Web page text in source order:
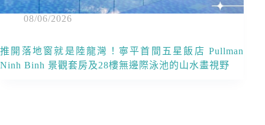
08/06/2026
推開落地窗就是陸龍灣！寧平首間五星飯店 Pullman
Ninh Binh 景觀套房及28樓無邊際泳池的山水畫視野